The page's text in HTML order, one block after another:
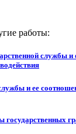
работы:
службы
и ее
государственных